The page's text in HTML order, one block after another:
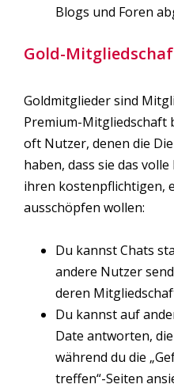
Blogs und Foren
Gold-
Goldmitglieder sind
Premium-Mitgliedschaft
oft Nutzer, denen die
haben, dass sie das
ihren kostenpflichtigen,
ausschöpfen wollen:
Du kannst Chats
andere Nutzer
deren
Du kannst auf
Date antworten,
während du die
treffen“-Seiten